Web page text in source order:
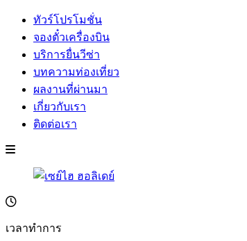
ทัวร์โปรโมชั่น
จองตั๋วเครื่องบิน
บริการยื่นวีซ่า
บทความท่องเที่ยว
ผลงานที่ผ่านมา
เกี่ยวกับเรา
ติดต่อเรา
เวลาทำการ